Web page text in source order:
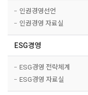
인권경영선언
인권경영 자료실
ESG경영
ESG경영 전략체계
ESG경영 자료실